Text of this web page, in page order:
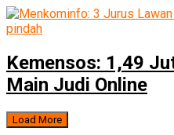
Kemensos: 1,49
Main Judi Online
Load More